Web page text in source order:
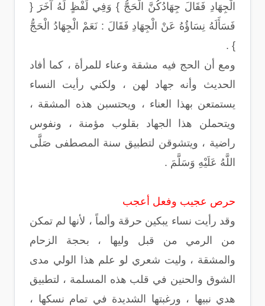
الْجِهَادِ فَقَالَ جِهَادُكُنَّ الْحَجُّ } وَفِي لَفْظٍ لَهُ آخَرَ {
فَسَأَلَهُ نِسَاؤُهُ عَنْ الْجِهَادِ فَقَالَ : نَعَمْ الْجِهَادُ الْحَجُّ
} .
ومع أن الحج فيه مشقة وعناء للمرأة ، كما أفاد
الحديث وأنه جهاد لهن ، ولكني رأيت النساء
يستمتعن بهذا العناء ، ويحتسبن هذه المشقة ،
ويتحملن هذا الجهاد بقلوب مؤمنة ، ونفوس
راضية ، ويتشوقن لتطبيق سنة المصطفى صَلَّى
اللَّهُ عَلَيْهِ وَسَلَّمَ .
حرص عجيب وفعل أعجب
وقد رأيت نساء يبكين حرقة وألماً ، لأنها لم تمكن
من الرمي من قبل وليها ، بحجة الزحام
والمشقة ، وليت شعري لو علم هذا الولي مدى
الشوق والحنين في قلب هذه المسلمة ، لتطبيق
هدي نبيها ، ورغبتها الشديدة في تمام نسكها ،